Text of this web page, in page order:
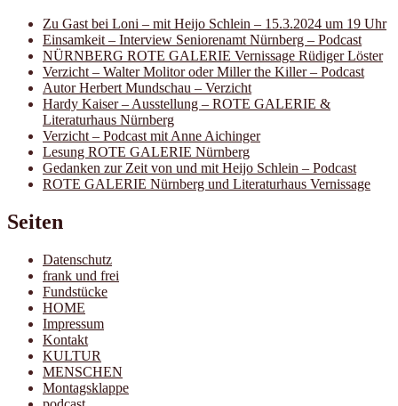
Zu Gast bei Loni – mit Heijo Schlein – 15.3.2024 um 19 Uhr
Einsamkeit – Interview Seniorenamt Nürnberg – Podcast
NÜRNBERG ROTE GALERIE Vernissage Rüdiger Löster
Verzicht – Walter Molitor oder Miller the Killer – Podcast
Autor Herbert Mundschau – Verzicht
Hardy Kaiser – Ausstellung – ROTE GALERIE &
Literaturhaus Nürnberg
Verzicht – Podcast mit Anne Aichinger
Lesung ROTE GALERIE Nürnberg
Gedanken zur Zeit von und mit Heijo Schlein – Podcast
ROTE GALERIE Nürnberg und Literaturhaus Vernissage
Seiten
Datenschutz
frank und frei
Fundstücke
HOME
Impressum
Kontakt
KULTUR
MENSCHEN
Montagsklappe